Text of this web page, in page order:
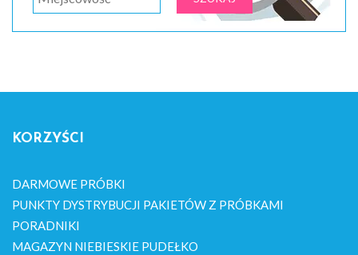
KORZYŚCI
DARMOWE PRÓBKI
PUNKTY DYSTRYBUCJI PAKIETÓW Z PRÓBKAMI
PORADNIKI
MAGAZYN NIEBIESKIE PUDEŁKO